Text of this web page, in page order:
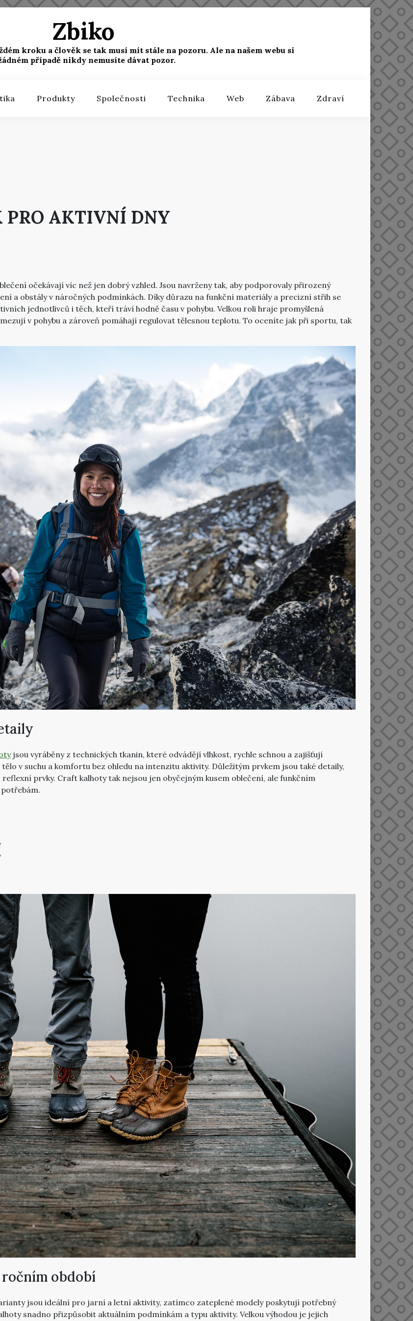
Zbiko
kroku a člověk se tak musí mít stále na pozoru. Ale na našem webu si
případě nikdy nemusíte dávat pozor.
Produkty Společnosti Technika Web Zábava Zdraví
PRO AKTIVNÍ DNY
očekávají víc než jen dobrý vzhled. Jsou navrženy tak, aby podporovaly přirozený
a obstály v náročných podmínkách. Díky důrazu na funkční materiály a precizní střih se
jednotlivců i těch, kteří tráví hodně času v pohybu. Velkou roli hraje promyšlená
v pohybu a zároveň pomáhají regulovat tělesnou teplotu. To oceníte jak při sportu, tak
jsou vyráběny z technických tkanin, které odvádějí vlhkost, rychle schnou a zajišťují
v suchu a komfortu bez ohledu na intenzitu aktivity. Důležitým prvkem jsou také detaily,
prvky. Craft kalhoty tak nejsou jen obyčejným kusem oblečení, ale funkčním
období
jsou ideální pro jarní a letní aktivity, zatímco zateplené modely poskytují potřebný
snadno přizpůsobit aktuálním podmínkám a typu aktivity. Velkou výhodou je jejich